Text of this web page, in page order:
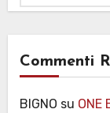
Commenti
BIGNO su ONE